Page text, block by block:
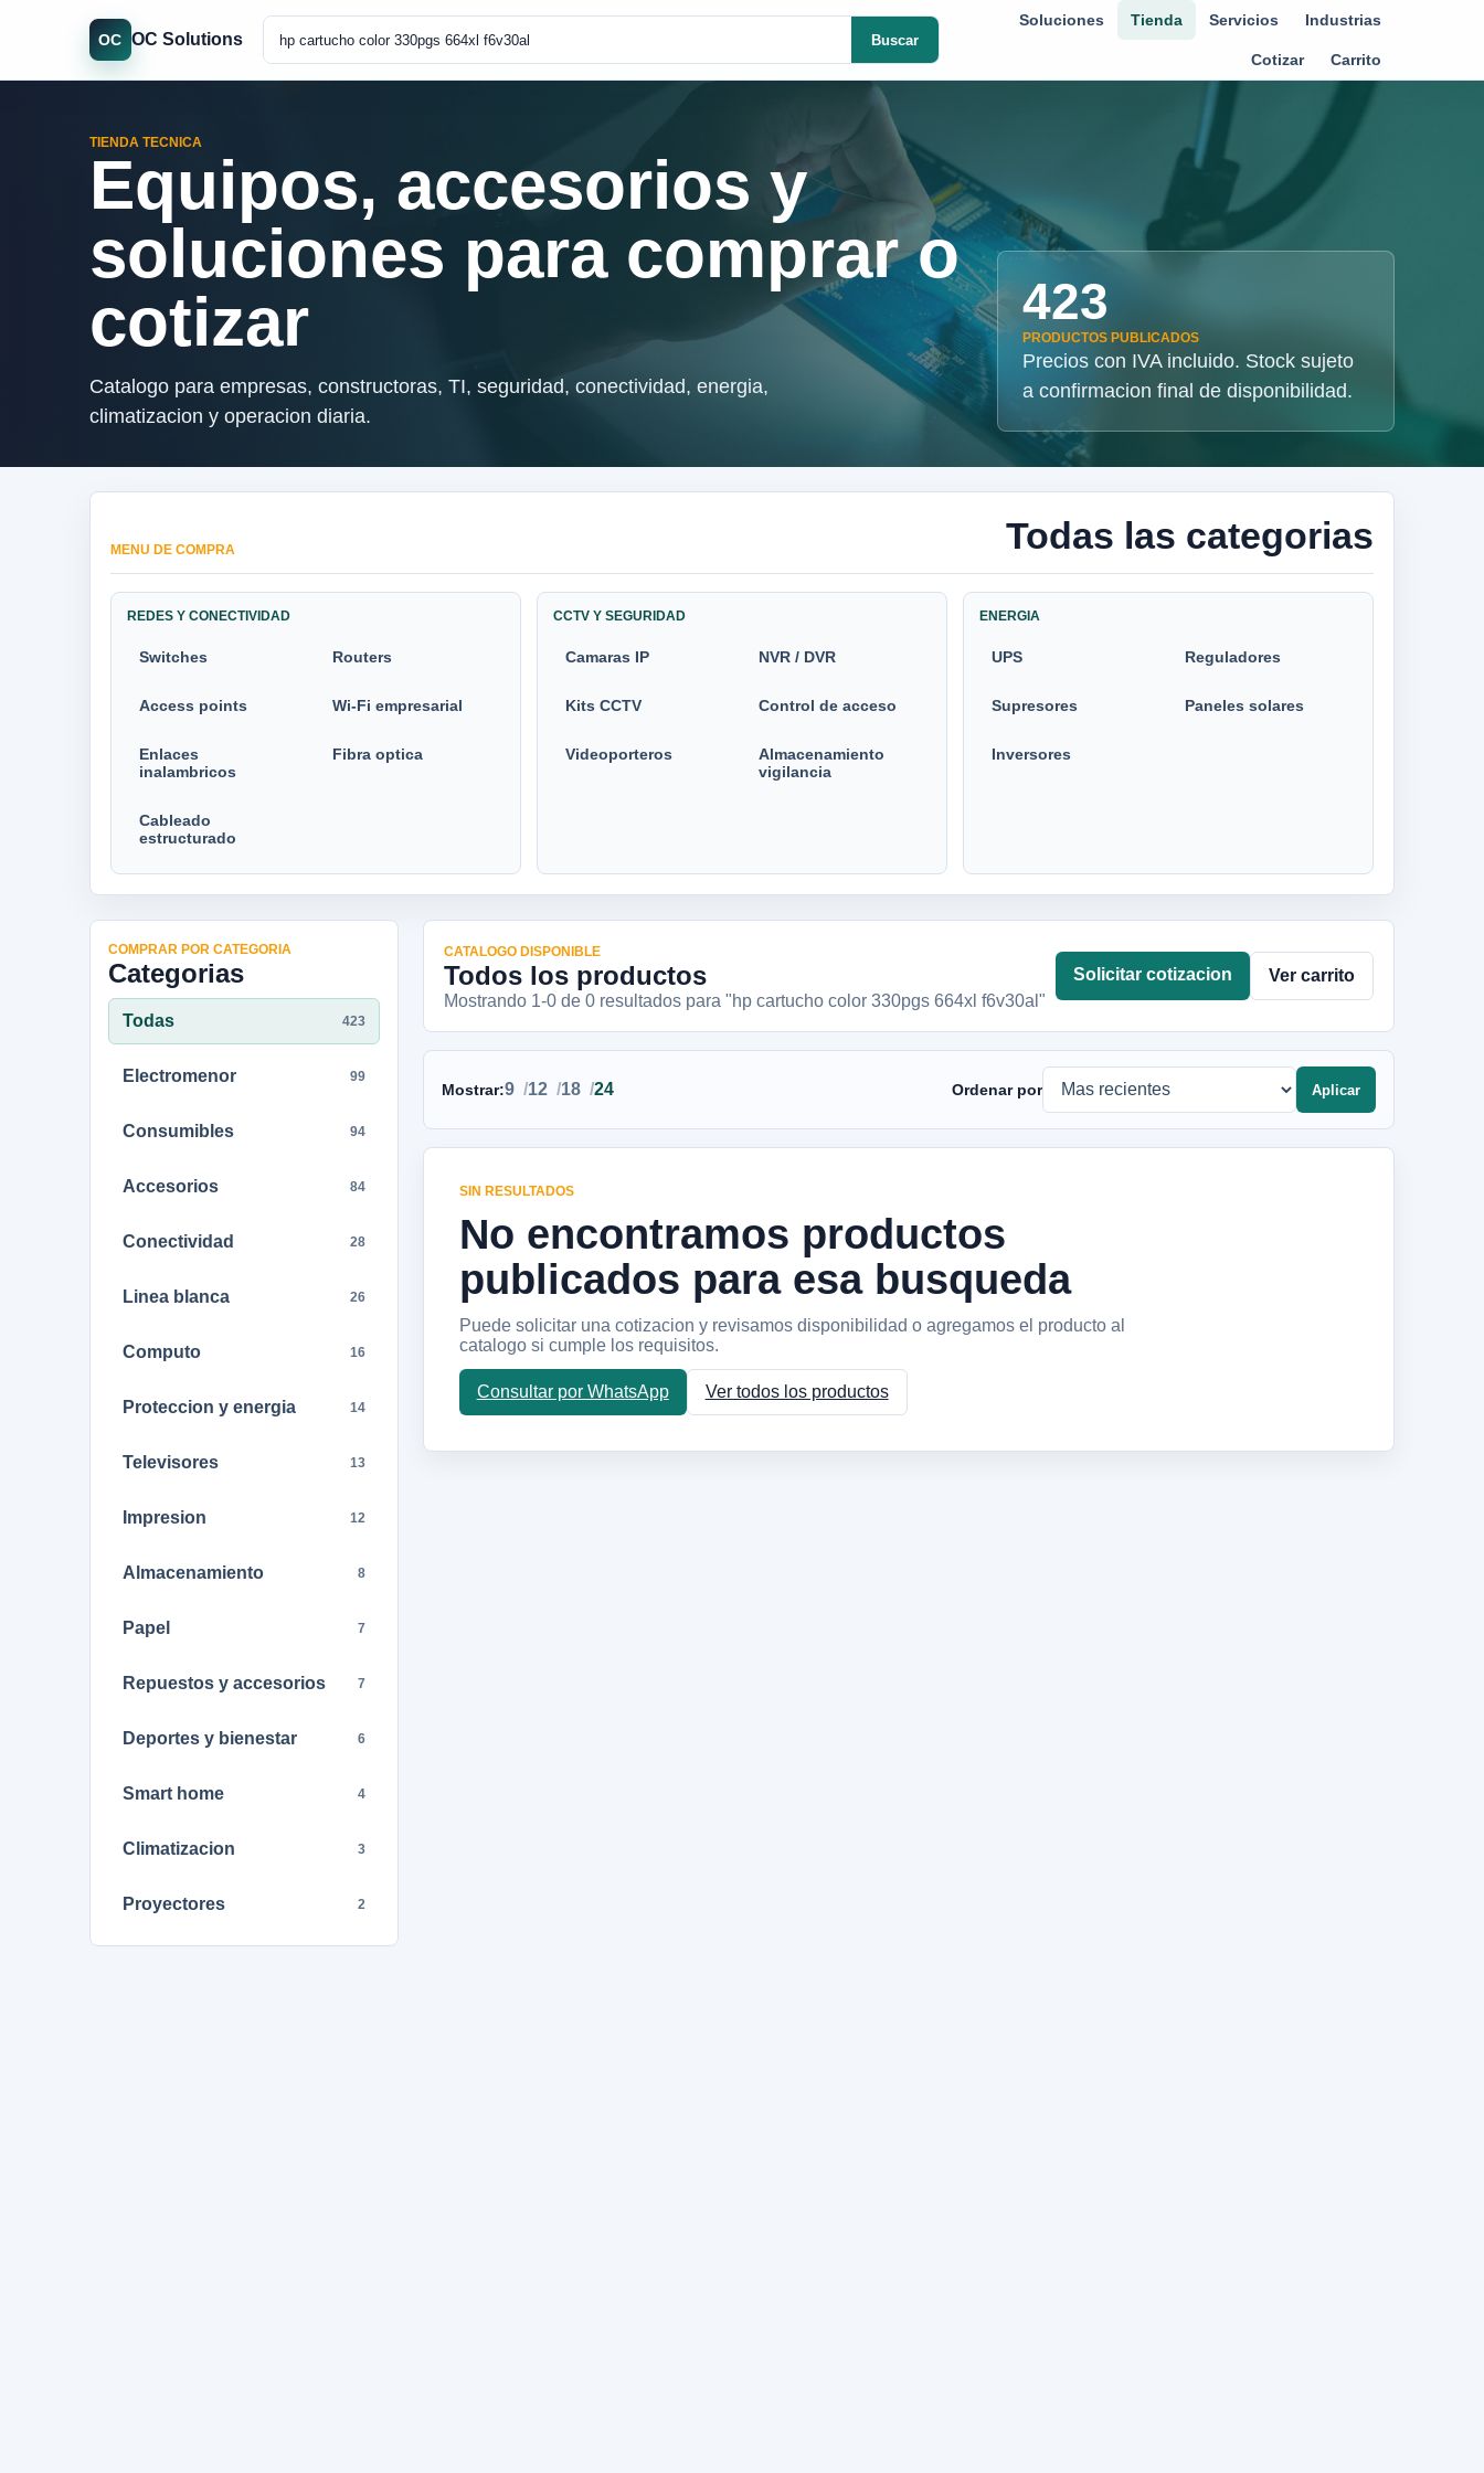
OC OC Solutions Buscar
Soluciones Tienda Servicios Industrias
Cotizar Carrito
TIENDA TECNICA
Equipos, accesorios y
soluciones para comprar o
cotizar
Catalogo para empresas, constructoras, TI, seguridad, conectividad, energia,
climatizacion y operacion diaria.
423
PRODUCTOS PUBLICADOS
Precios con IVA incluido. Stock sujeto
a confirmacion final de disponibilidad.
MENU DE COMPRA Todas las categorias
REDES Y CONECTIVIDAD
Switches Routers
Access points Wi-Fi empresarial
Enlaces
inalambricos
Fibra optica
Cableado
estructurado
CCTV Y SEGURIDAD
Camaras IP NVR / DVR
Kits CCTV Control de acceso
Videoporteros
Almacenamiento
vigilancia
ENERGIA
UPS Reguladores
Supresores Paneles solares
Inversores
COMPRAR POR CATEGORIA
Categorias
Todas 423
Electromenor 99
Consumibles 94
Accesorios 84
Conectividad 28
Linea blanca 26
Computo 16
Proteccion y energia 14
Televisores 13
Impresion 12
Almacenamiento 8
Papel 7
Repuestos y accesorios 7
Deportes y bienestar 6
Smart home 4
Climatizacion 3
Proyectores 2
CATALOGO DISPONIBLE
Todos los productos
Mostrando 1-0de 0resultadospara "hp cartucho color 330pgs 664xl f6v30al"
Solicitar cotizacion Ver carrito
Mostrar:9 12 18 24 Ordenar por Aplicar
SIN RESULTADOS
No encontramos productos
publicados para esa busqueda
Puede solicitar una cotizacion y revisamos disponibilidad o agregamos el producto al
catalogo si cumple los requisitos.
Consultar por WhatsApp Ver todos los productos